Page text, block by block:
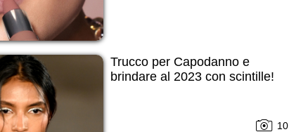
Trucco per Capodanno е
brindare al 2023 con scintille!
10